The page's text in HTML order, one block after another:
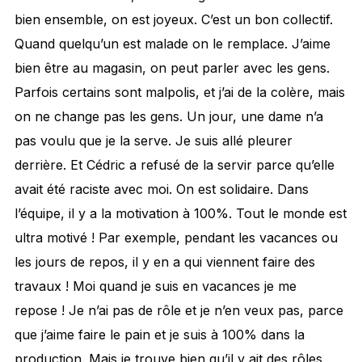
bien ensemble, on est joyeux. C’est un bon collectif.
Quand quelqu’un est malade on le remplace. J’aime
bien être au magasin, on peut parler avec les gens.
Parfois certains sont malpolis, et j’ai de la colère, mais
on ne change pas les gens. Un jour, une dame n’a
pas voulu que je la serve. Je suis allé pleurer
derrière. Et Cédric a refusé de la servir parce qu’elle
avait été raciste avec moi. On est solidaire. Dans
l’équipe, il y a la motivation à 100%. Tout le monde est
ultra motivé ! Par exemple, pendant les vacances ou
les jours de repos, il y en a qui viennent faire des
travaux ! Moi quand je suis en vacances je me
repose ! Je n’ai pas de rôle et je n’en veux pas, parce
que j’aime faire le pain et je suis à 100% dans la
production. Mais je trouve bien qu’il y ait des rôles